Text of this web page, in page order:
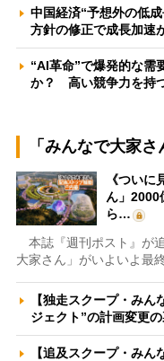
中国経済“予想外の低
方針の修正で成長加速
“AI革命”で爆発的な需
か？ 高い競争力を持
「みんなで大家
《つい
ん」2000
ら…
本誌『週刊ポスト』が
大家さん」がいよいよ最
【独走スクープ・み
ジェクト”の計画変更
【追及スクープ・み